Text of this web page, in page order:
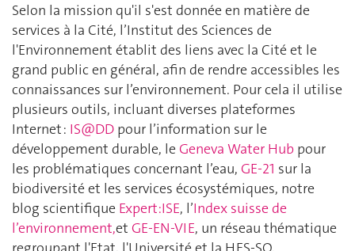
Selon la mission qu'il s'est donnée en matière de
services à la Cité, l’Institut des Sciences de
l'Environnement établit des liens avec la Cité et le
grand public en général, afin de rendre accessibles les
connaissances sur l’environnement. Pour cela il utilise
plusieurs outils, incluant diverses plateformes
Internet : IS@DD pour l’information sur le
développement durable, le Geneva Water Hub pour
les problématiques concernant l’eau, GE-21 sur la
biodiversité et les services écosystémiques, notre
blog scientifique Expert:ISE, l’Index suisse de
l’environnement,et GE-EN-VIE, un réseau thématique